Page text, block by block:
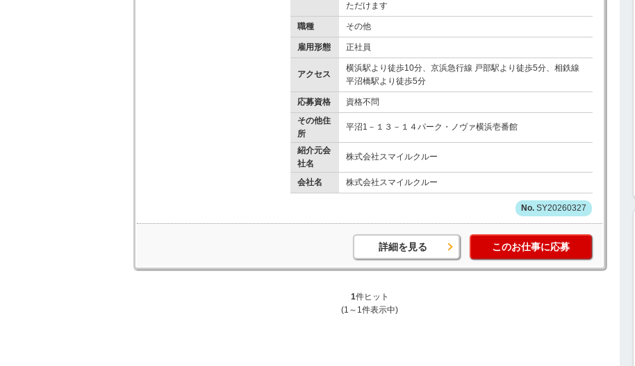
ただけます
職種 その他
雇用形態 正社員
アクセス
横浜駅より徒歩10分、京浜急行線 戸部駅より徒歩5分、相鉄線
平沼橋駅より徒歩5分
応募資格
資格不問
その他住
所
平沼1－１３－１４パーク・ノヴァ横浜壱番館
紹介元会
社名
株式会社スマイルクルー
会社名 株式会社スマイルクルー
SY20260327
詳細を見る このお仕事に応募
1件ヒット
(1～1件表示中)